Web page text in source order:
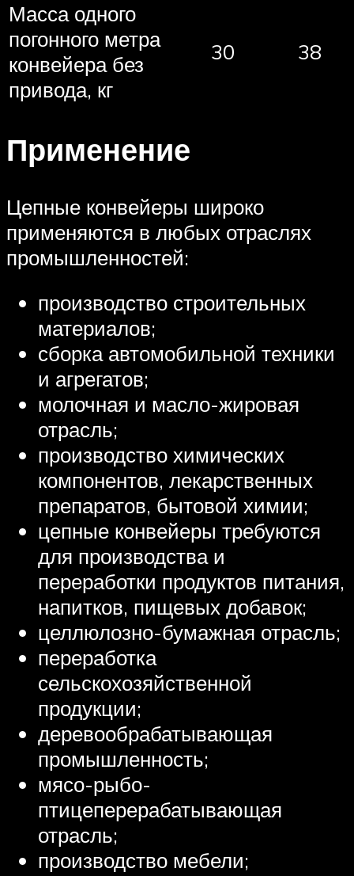
Масса одного
погонного метра
конвейера без
привода, кг
30 38
Применение
Цепные конвейеры широко
применяются в любых отраслях
промышленностей:
производство строительных
материалов;
сборка автомобильной техники
и агрегатов;
молочная и масло-жировая
отрасль;
производство химических
компонентов, лекарственных
препаратов, бытовой химии;
цепные конвейеры требуются
для производства и
переработки продуктов питания,
напитков, пищевых добавок;
целлюлозно-бумажная отрасль;
переработка
сельскохозяйственной
продукции;
деревообрабатывающая
промышленность;
мясо-рыбо-
птицеперерабатывающая
отрасль;
производство мебели;